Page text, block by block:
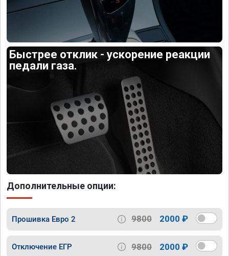
Быстрее отклик - ускорение реакции
педали газа.
Дополнительные опции:
Прошивка Евро 2 9800 2000 ₽
Отключение ЕГР 9800 2000 ₽